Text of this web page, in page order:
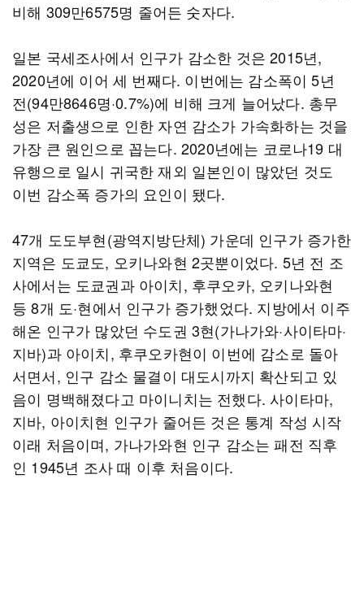
비해 309만6575명 줄어든 숫자다.
일본 국세조사에서 인구가 감소한 것은 2015년,
2020년에 이어 세 번째다. 이번에는 감소폭이 5년
전(94만8646명·0.7%)에 비해 크게 늘어났다. 총무
성은 저출생으로 인한 자연 감소가 가속화하는 것을
가장 큰 원인으로 꼽는다. 2020년에는 코로나19 대
유행으로 일시 귀국한 재외 일본인이 많았던 것도
이번 감소폭 증가의 요인이 됐다.
47개 도도부현(광역지방단체) 가운데 인구가 증가한
지역은 도쿄도, 오키나와현 2곳뿐이었다. 5년 전 조
사에서는 도쿄권과 아이치, 후쿠오카, 오키나와현
등 8개 도·현에서 인구가 증가했었다. 지방에서 이주
해온 인구가 많았던 수도권 3현(가나가와·사이타마·
지바)과 아이치, 후쿠오카현이 이번에 감소로 돌아
서면서, 인구 감소 물결이 대도시까지 확산되고 있
음이 명백해졌다고 마이니치는 전했다. 사이타마,
지바, 아이치현 인구가 줄어든 것은 통계 작성 시작
이래 처음이며, 가나가와현 인구 감소는 패전 직후
인 1945년 조사 때 이후 처음이다.